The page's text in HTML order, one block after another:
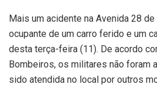
Mais um acidente na Avenida 28
ocupante de um carro ferido e um
desta terça-feira (11). De acordo
Bombeiros, os militares não foram
sido atendida no local por outros